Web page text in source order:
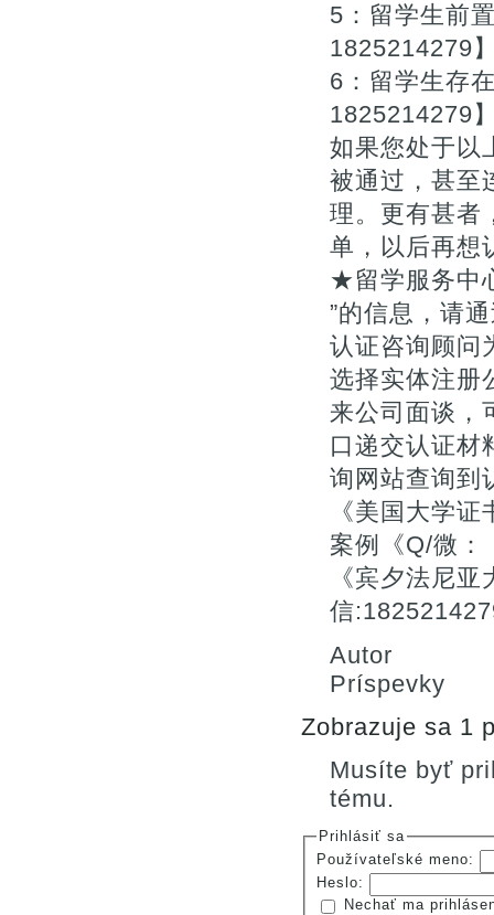
5：留学生前
1825214279
6：留学生存
1825214279
如果您处于以
被通过，甚至
理。更有甚者
单，以后再想
★留学服务中
”的信息，请
认证咨询顾问
选择实体注册
来公司面谈，
口递交认证材
询网站查询到
《美国大学
案例《Q/微：
《宾夕法尼
信
Autor
Príspevky
Zobrazuje sa 1
Musíte byť
tému.
Prihlásiť sa
Používateľské meno:
Heslo:
Nechať ma